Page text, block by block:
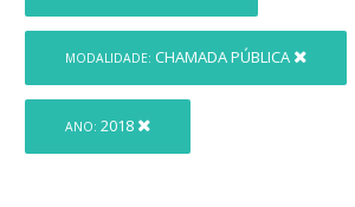
MODALIDADE: CHAMADA PÚBLICA
ANO: 2018